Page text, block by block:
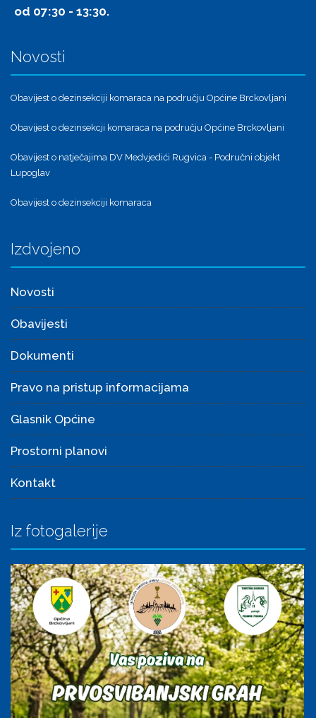
od 07:30 - 13:30.
Novosti
Obavijest o dezinsekciji komaraca na području Općine Brckovljani
Obavijest o dezinsekcji komaraca na području Općine Brckovljani
Obavijest o natječajima DV Medvjedići Rugvica - Područni objekt
Lupoglav
Obavijest o dezinsekciji komaraca
Izdvojeno
Novosti
Obavijesti
Dokumenti
Pravo na pristup informacijama
Glasnik Općine
Prostorni planovi
Kontakt
Iz fotogalerije